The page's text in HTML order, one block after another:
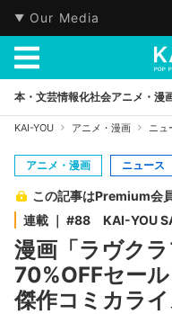
Our Media
本・文芸情報化社会アニメ・漫
KAI-YOU アニメ・漫画 ニュ
アニメ・漫画 ニュース
この記事はPremium会
連載 ｜ #88 KAI-YOU
漫画「ラヴク
70%OFFセー
傑作コミカラ